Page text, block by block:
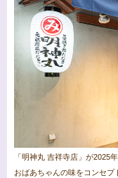
「明神丸 吉祥寺店」が2025
おばあちゃんの味をコンセ